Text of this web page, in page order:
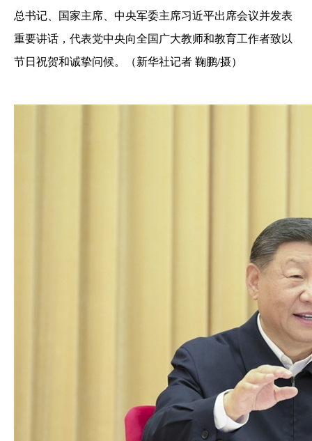
总书记、国家主席、中央军委主席习近平出席会议并发表
重要讲话，代表党中央向全国广大教师和教育工作者致以
节日祝贺和诚挚问候。（新华社记者 鞠鹏/摄）